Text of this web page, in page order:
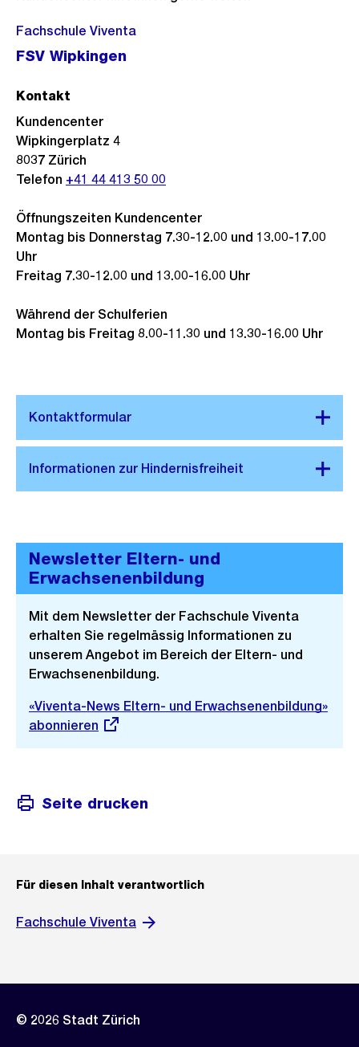
Fachschule Viventa
FSV Wipkingen
Öffnungszeiten Kundencenter
Montag bis Donnerstag 7.30-12.00 und 13.00-17.00
Uhr
Freitag 7.30-12.00 und 13.00-16.00 Uhr
Während der Schulferien
Montag bis Freitag 8.00-11.30 und 13.30-16.00 Uhr
Kontakt
Kundencenter
Wipkingerplatz 4
8037 Zürich
Telefon +41 44 413 50 00
Newsletter Eltern- und
Erwachsenenbildung
Mit dem Newsletter der Fachschule Viventa
erhalten Sie regelmässig Informationen zu
unserem Angebot im Bereich der Eltern- und
Erwachsenenbildung.
Externer
Link:
«Viventa-News Eltern- und Erwachsenenbildung»
abonnieren
Seite drucken
Für diesen Inhalt verantwortlich
Fachschule Viventa
© 2026 Stadt Zürich